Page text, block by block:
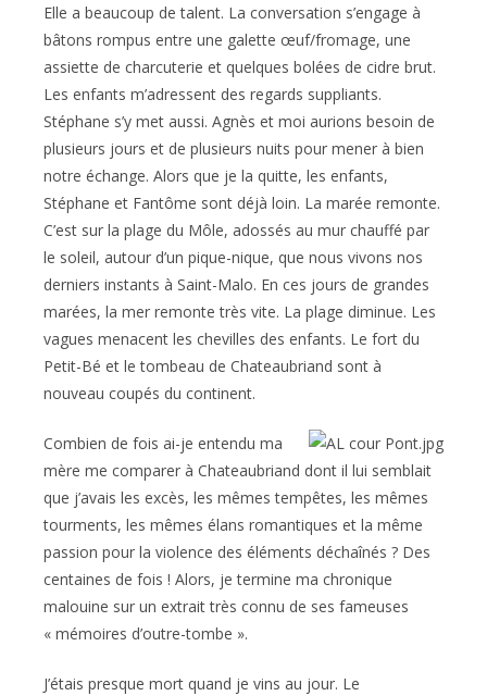
Elle a beaucoup de talent. La conversation s’engage à
bâtons rompus entre une galette œuf/fromage, une
assiette de charcuterie et quelques bolées de cidre brut.
Les enfants m’adressent des regards suppliants.
Stéphane s’y met aussi. Agnès et moi aurions besoin de
plusieurs jours et de plusieurs nuits pour mener à bien
notre échange. Alors que je la quitte, les enfants,
Stéphane et Fantôme sont déjà loin. La marée remonte.
C’est sur la plage du Môle, adossés au mur chauffé par
le soleil, autour d’un pique-nique, que nous vivons nos
derniers instants à Saint-Malo. En ces jours de grandes
marées, la mer remonte très vite. La plage diminue. Les
vagues menacent les chevilles des enfants. Le fort du
Petit-Bé et le tombeau de Chateaubriand sont à
nouveau coupés du continent.
Combien de fois ai-je entendu ma
mère me comparer à Chateaubriand dont il lui semblait
que j’avais les excès, les mêmes tempêtes, les mêmes
tourments, les mêmes élans romantiques et la même
passion pour la violence des éléments déchaînés ? Des
centaines de fois ! Alors, je termine ma chronique
malouine sur un extrait très connu de ses fameuses
« mémoires d’outre-tombe ».
J’étais presque mort quand je vins au jour. Le